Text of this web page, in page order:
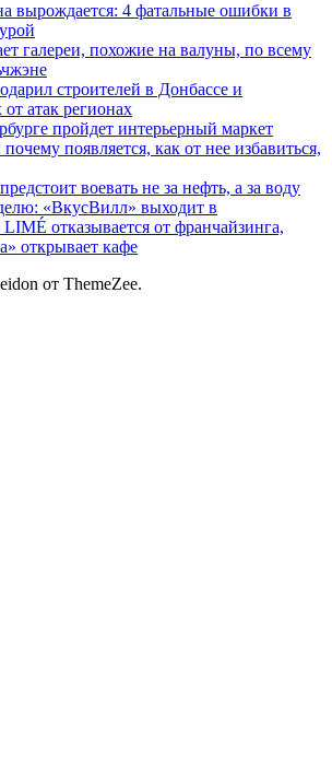
вырождается: 4 фатальные ошибки в
галереи, похожие на валуны, по всему
строителей в Донбассе и
атак регионах
пройдет интерьерный маркет
появляется, как от нее избавиться,
воевать не за нефть, а за воду
«ВкусВилл» выходит в
отказывается от франчайзинга,
открывает кафе
от ThemeZee.